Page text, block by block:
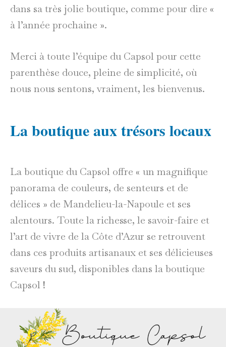
dans sa très jolie boutique, comme pour dire «
à l’année prochaine ».
Merci à toute l’équipe du Capsol pour cette
parenthèse douce, pleine de simplicité, où
nous nous sentons, vraiment, les bienvenus.
La boutique aux trésors locaux
La boutique du Capsol offre « un magnifique
panorama de couleurs, de senteurs et de
délices » de Mandelieu-la-Napoule et ses
alentours. Toute la richesse, le savoir-faire et
l’art de vivre de la Côte d’Azur se retrouvent
dans ces produits artisanaux et ses délicieuses
saveurs du sud, disponibles dans la boutique
Capsol !